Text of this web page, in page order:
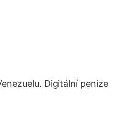
Digitální peníze